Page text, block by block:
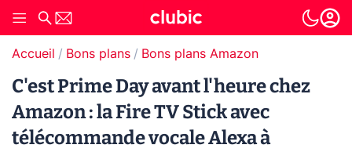
Accueil Bons plans Bons plans Amazon
C'est Prime Day avant l'heure chez
Amazon : la Fire TV Stick avec
télécommande vocale Alexa à